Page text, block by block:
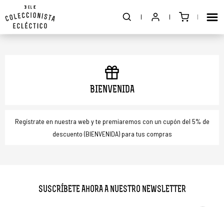
BIENVENIDA
Regístrate en nuestra web y te premiaremos con un cupón del 5% de
descuento (BIENVENIDA) para tus compras
SUSCRÍBETE AHORA A NUESTRO NEWSLETTER